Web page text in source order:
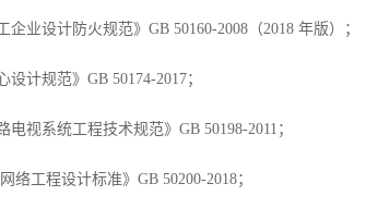
企业设计防火规范》GB 50160-2008（2018 年版）；
设计规范》GB 50174-2017；
电视系统工程技术规范》GB 50198-2011；
络工程设计标准》GB 50200-2018；